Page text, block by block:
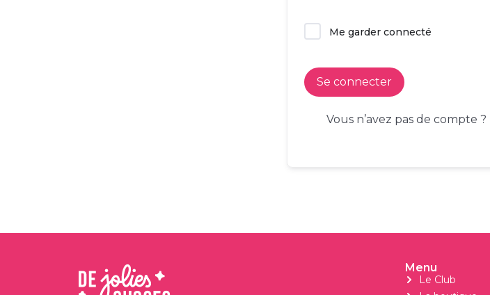
Me garder connecté
Se connecter
Vous n’avez pas de compte ?
Menu
Le Club